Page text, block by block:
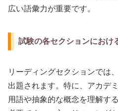
広い語彙力が重要です。
試験の各セクションにおけ
リーディングセクションでは
出題されます。特に、アカデ
用語や抽象的な概念を理解す